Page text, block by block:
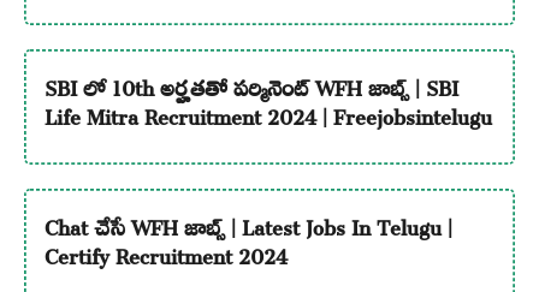
SBI లో 10th అర్హతతో పర్మినెంట్ WFH జాబ్స్ | SBI
Life Mitra Recruitment 2024 | Freejobsintelugu
Chat చేసే WFH జాబ్స్ | Latest Jobs In Telugu |
Certify Recruitment 2024